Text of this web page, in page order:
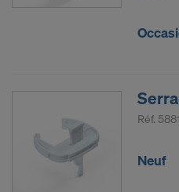
Réf.
Neuf